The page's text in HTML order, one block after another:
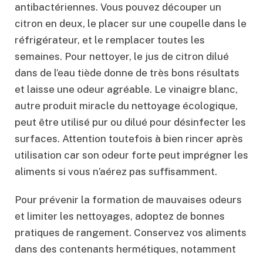
antibactériennes. Vous pouvez découper un
citron en deux, le placer sur une coupelle dans le
réfrigérateur, et le remplacer toutes les
semaines. Pour nettoyer, le jus de citron dilué
dans de l’eau tiède donne de très bons résultats
et laisse une odeur agréable. Le vinaigre blanc,
autre produit miracle du nettoyage écologique,
peut être utilisé pur ou dilué pour désinfecter les
surfaces. Attention toutefois à bien rincer après
utilisation car son odeur forte peut imprégner les
aliments si vous n’aérez pas suffisamment.
Pour prévenir la formation de mauvaises odeurs
et limiter les nettoyages, adoptez de bonnes
pratiques de rangement. Conservez vos aliments
dans des contenants hermétiques, notamment